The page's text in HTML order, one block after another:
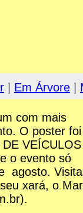
Em Árvore
com mais
O poster foi
VEÍCULOS
o evento só
agosto.
xará, o